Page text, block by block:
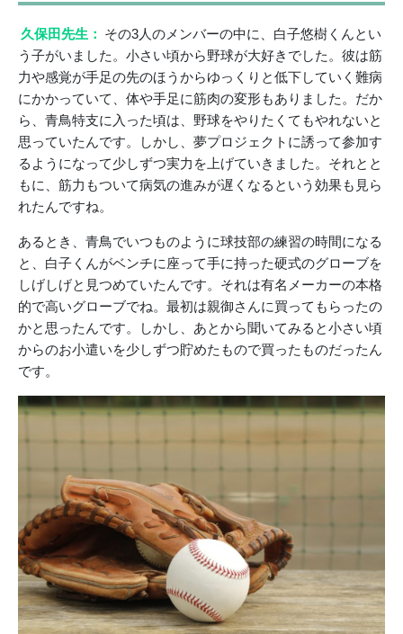
久保田先生： その3人のメンバーの中に、白子悠樹くんとい
う子がいました。小さい頃から野球が大好きでした。彼は筋
力や感覚が手足の先のほうからゆっくりと低下していく難病
にかかっていて、体や手足に筋肉の変形もありました。だか
ら、青鳥特支に入った頃は、野球をやりたくてもやれないと
思っていたんです。しかし、夢プロジェクトに誘って参加す
るようになって少しずつ実力を上げていきました。それとと
もに、筋力もついて病気の進みが遅くなるという効果も見ら
れたんですね。
あるとき、青鳥でいつものように球技部の練習の時間になる
と、白子くんがベンチに座って手に持った硬式のグローブを
しげしげと見つめていたんです。それは有名メーカーの本格
的で高いグローブでね。最初は親御さんに買ってもらったの
かと思ったんです。しかし、あとから聞いてみると小さい頃
からのお小遣いを少しずつ貯めたもので買ったものだったん
です。